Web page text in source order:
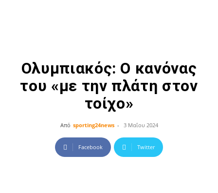
Ολυμπιακός: Ο κανόνας
του «με την πλάτη στον
τοίχο»
Από sporting24news - 3 Μαΐου 2024
Facebook Twitter